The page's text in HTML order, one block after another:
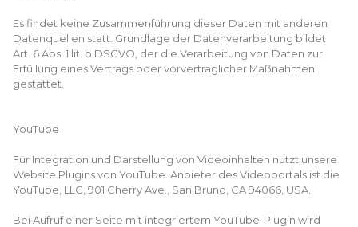
Es findet keine Zusammenführung dieser Daten mit anderen
Datenquellen statt. Grundlage der Datenverarbeitung bildet
Art. 6 Abs. 1 lit. b DSGVO, der die Verarbeitung von Daten zur
Erfüllung eines Vertrags oder vorvertraglicher Maßnahmen
gestattet.
YouTube
Für Integration und Darstellung von Videoinhalten nutzt unsere
Website Plugins von YouTube. Anbieter des Videoportals ist die
YouTube, LLC, 901 Cherry Ave., San Bruno, CA 94066, USA.
Bei Aufruf einer Seite mit integriertem YouTube-Plugin wird